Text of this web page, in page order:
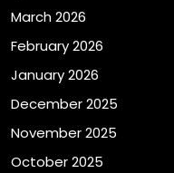
March 2026
February 2026
January 2026
December 2025
November 2025
October 2025